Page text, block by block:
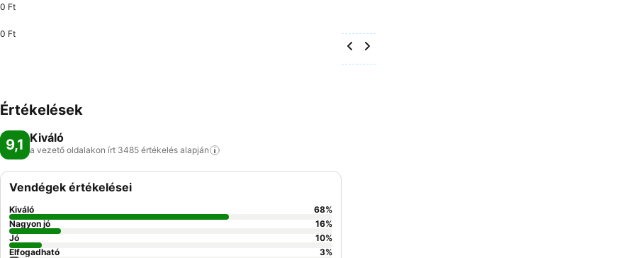
0 Ft
0 Ft
Értékelések
9,1 Kiváló
a vezető oldalakon írt 3485 értékelés alapján
Vendégek értékelései
Kiváló 68%
Nagyon jó
16%
Jó
10%
Elfogadható
3%